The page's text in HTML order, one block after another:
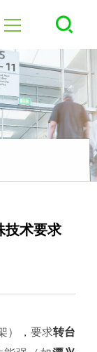
技术要求
），要求转台